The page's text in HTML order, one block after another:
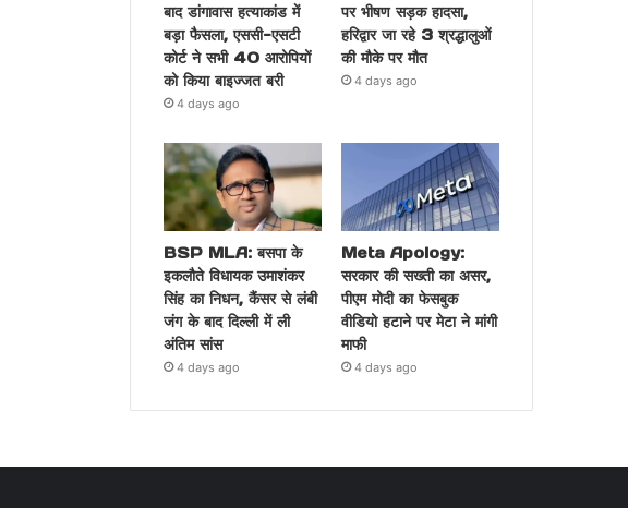
बाद डांगावास हत्याकांड में
बड़ा फैसला, एससी-एसटी
कोर्ट ने सभी 40 आरोपियों
को किया बाइज्जत बरी
4 days ago
पर भीषण सड़क हादसा,
हरिद्वार जा रहे 3 श्रद्धालुओं
की मौके पर मौत
4 days ago
BSP MLA: बसपा के
इकलौते विधायक उमाशंकर
सिंह का निधन, कैंसर से लंबी
जंग के बाद दिल्ली में ली
अंतिम सांस
4 days ago
Meta Apology:
सरकार की सख्ती का असर,
पीएम मोदी का फेसबुक
वीडियो हटाने पर मेटा ने मांगी
माफी
4 days ago